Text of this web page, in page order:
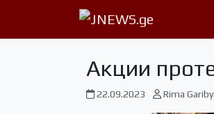
Акции
22.09.2023 Rima